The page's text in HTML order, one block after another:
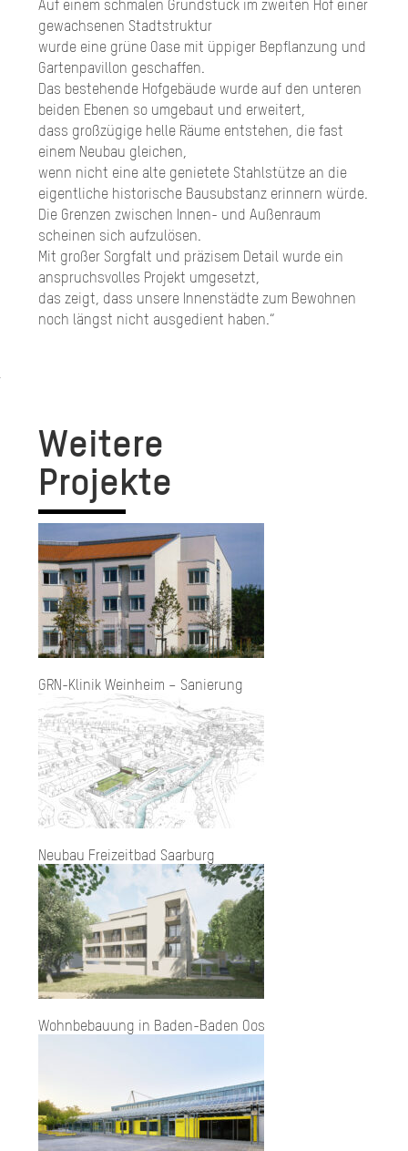
Auf einem schmalen Grundstück im zweiten Hof einer
gewachsenen Stadtstruktur
wurde eine grüne Oase mit üppiger Bepflanzung und
Gartenpavillon geschaffen.
Das bestehende Hofgebäude wurde auf den unteren
beiden Ebenen so umgebaut und erweitert,
dass großzügige helle Räume entstehen, die fast
einem Neubau gleichen,
wenn nicht eine alte genietete Stahlstütze an die
eigentliche historische Bausubstanz erinnern würde.
Die Grenzen zwischen Innen- und Außenraum
scheinen sich aufzulösen.
Mit großer Sorgfalt und präzisem Detail wurde ein
anspruchsvolles Projekt umgesetzt,
das zeigt, dass unsere Innenstädte zum Bewohnen
noch längst nicht ausgedient haben.“
Weitere
Projekte
GRN-Klinik Weinheim – Sanierung
Neubau Freizeitbad Saarburg
Wohn­be­bau­ung in Ba­den-Ba­den Oos